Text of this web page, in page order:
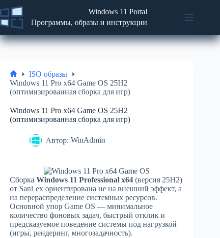
к
содержимому
No
Новости
и
советы
ISO
Windows 11 Portal
Программы, образы и инструкции
Главная
ISO образы
Windows 11 Pro x64 Game OS 25H2
(оптимизированная сборка для игр)
Windows 11 Pro x64 Game OS 25H2
(оптимизированная сборка для игр)
Автор: WinAdmin
Сборка Windows 11 Professional x64 (версия 25H2)
от SanLex ориентирована не на внешний эффект, а
на перераспределение системных ресурсов.
Основной упор Game OS — минимальное
количество фоновых задач, быстрый отклик и
предсказуемое поведение системы под нагрузкой
(игры, рендеринг, многозадачность).